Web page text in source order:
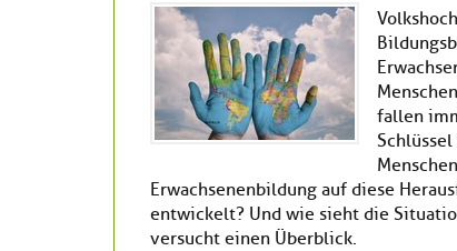
fallen
Erwachsenenbildung auf diese
entwickelt? Und wie sieht die
versucht einen Überblick.